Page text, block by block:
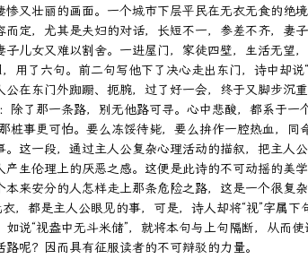
又壮丽的画面。一个城市下层平民在无衣无食的
定，尤其是夫妇的对话，长短不一，参差不齐，妻
儿女又难以割舍。一进屋门，家徒四壁，生活无望
用了六句。前二句写他下了决心走出东门，诗中却
在东门外踟蹰、扼腕，过了好一会，终于又脚步
除了那一条路，别无他路可寻。心中悲酸，都系于
桩事更可怕。要么冻馁待毙，要么拚作一腔热血，
这一段，通过主人公复杂心理活动的描叙，把主
生伦理上的厌恶之感。这便是此诗的不可动摇的美学
来安分的人怎样走上那条危险之路，这是一个很
，都是主人公眼见的事，可是，诗人却将“视”字
说“视盎中无斗米储”，就将本句与上句隔断，从而
呢？因而具有征服读者的不可辩驳的力量。